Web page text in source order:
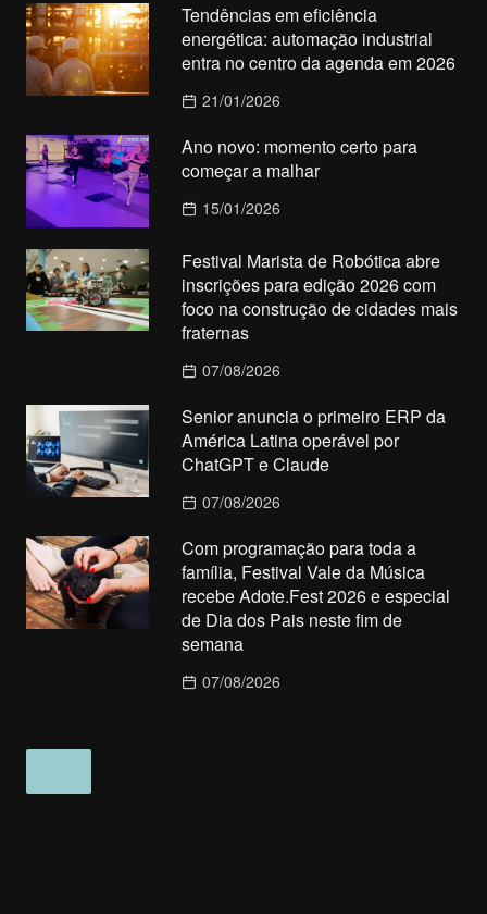
Tendências em eficiência
energética: automação industrial
entra no centro da agenda em 2026
21/01/2026
Ano novo: momento certo para
começar a malhar
15/01/2026
Festival Marista de Robótica abre
inscrições para edição 2026 com
foco na construção de cidades mais
fraternas
07/08/2026
Senior anuncia o primeiro ERP da
América Latina operável por
ChatGPT e Claude
07/08/2026
Com programação para toda a
família, Festival Vale da Música
recebe Adote.Fest 2026 e especial
de Dia dos Pais neste fim de
semana
07/08/2026